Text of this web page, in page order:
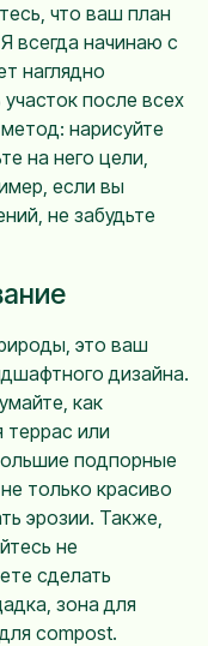
что ваш план
всегда начинаю с
наглядно
после всех
нарисуйте
на него цели,
если вы
не забудьте
это ваш
дизайна.
как
террас или
подпорные
только красиво
эрозии. Также,
не
сделать
зона для
compost.